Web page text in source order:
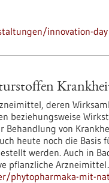
innovation-day
deren
beziehungsweise
Behandlung von
heute noch die Basis
werden. Auch in
pflanzliche
phytopharmaka-mit-